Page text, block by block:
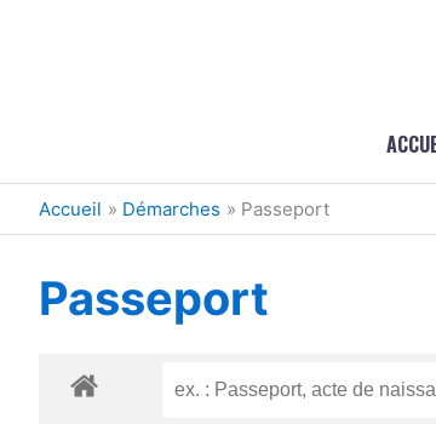
Accueil Démarches Passeport
Passeport